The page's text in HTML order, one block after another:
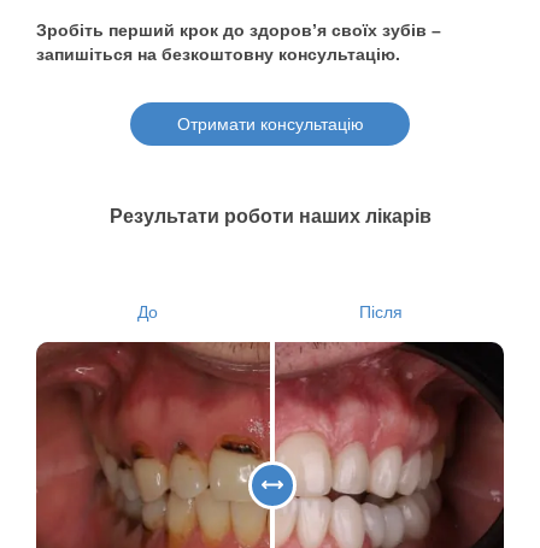
Зробіть перший крок до здоров’я своїх зубів –
запишіться на безкоштовну консультацію.
Отримати консультацію
Результати роботи наших лікарів
До Після